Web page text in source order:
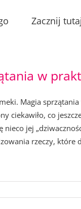
Zacznij tutaj
w
Magia
ciekawiło, co
nieco jej
rzeczy, które